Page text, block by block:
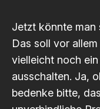
Jetzt könnte man
Das soll vor
vielleicht noch
ausschalten. Ja,
bedenke bitte,